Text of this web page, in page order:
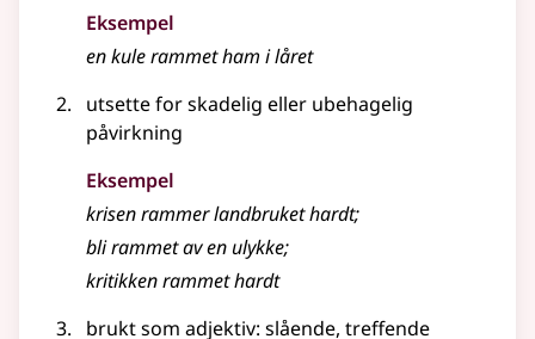
Eksempel
en kule rammet ham i låret
utsette for skadelig eller ubehagelig
påvirkning
Eksempel
krisenrammerlandbruket hardt;
blirammetav en ulykke;
kritikkenrammethardt
brukt som adjektiv: slående, treffende